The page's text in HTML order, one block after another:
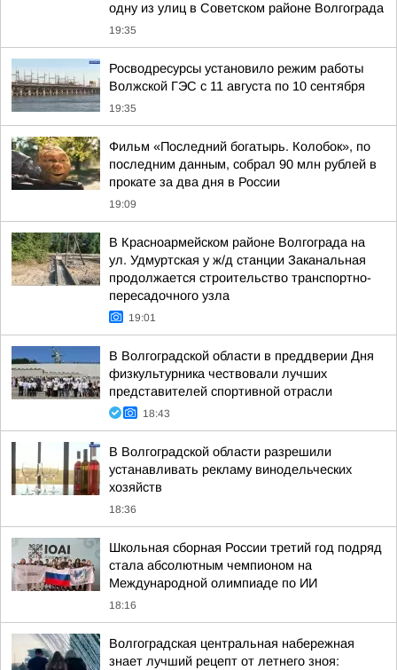
одну из улиц в Советском районе Волгограда
19:35
Росводресурсы установило режим работы
Волжской ГЭС с 11 августа по 10 сентября
19:35
Фильм «Последний богатырь. Колобок», по
последним данным, собрал 90 млн рублей в
прокате за два дня в России
19:09
В Красноармейском районе Волгограда на
ул. Удмуртская у ж/д станции Заканальная
продолжается строительство транспортно-
пересадочного узла
19:01
В Волгоградской области в преддверии Дня
физкультурника чествовали лучших
представителей спортивной отрасли
18:43
В Волгоградской области разрешили
устанавливать рекламу винодельческих
хозяйств
18:36
Школьная сборная России третий год подряд
стала абсолютным чемпионом на
Международной олимпиаде по ИИ
18:16
Волгоградская центральная набережная
знает лучший рецепт от летнего зноя: